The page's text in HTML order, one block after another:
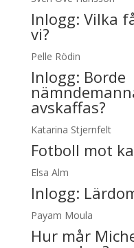
Inlogg: Vilka
vi?
Pelle Rödin
Inlogg: Borde
avskaffas?
Katarina Stjernfelt
Fotboll mot
Elsa Alm
Inlogg:
Payam Moula
Hur mår